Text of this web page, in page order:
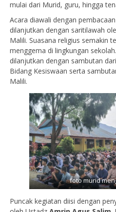
mulai dari Murid, guru, hingga
Acara diawali dengan
dilanjutkan dengan saritilawah
Malili. Suasana religius semakin
menggema di lingkungan
dilanjutkan dengan sambutan
Bidang Kesiswaan serta
Malili.
foto murid
Puncak kegiatan diisi dengan